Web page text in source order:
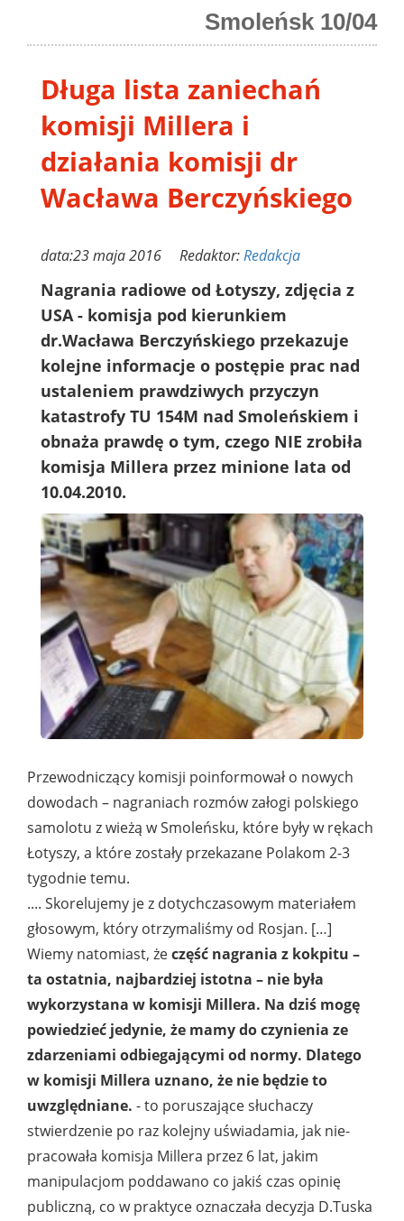
Smoleńsk 10/04
Długa lista zaniechań
komisji Millera i
działania komisji dr
Wacława Berczyńskiego
data:23 maja 2016 Redaktor:Redakcja
Nagrania radiowe od Łotyszy, zdjęcia z
USA - komisja pod kierunkiem
dr.Wacława Berczyńskiego przekazuje
kolejne informacje o postępie prac nad
ustaleniem prawdziwych przyczyn
katastrofy TU 154M nad Smoleńskiem i
obnaża prawdę o tym, czego NIE zrobiła
komisja Millera przez minione lata od
10.04.2010.
Przewodniczący komisji poinformował o nowych
dowodach – nagraniach rozmów załogi polskiego
samolotu z wieżą w Smoleńsku, które były w rękach
Łotyszy, a które zostały przekazane Polakom 2-3
tygodnie temu.
.... Skorelujemy je z dotychczasowym materiałem
głosowym, który otrzymaliśmy od Rosjan. […]
Wiemy natomiast, żeczęść nagrania z kokpitu –
ta ostatnia, najbardziej istotna – nie była
wykorzystana w komisji Millera. Na dziś mogę
powiedzieć jedynie, że mamy do czynienia ze
zdarzeniami odbiegającymi od normy. Dlatego
w komisji Millera uznano, że nie będzie to
uwzględniane. - to poruszające słuchaczy
stwierdzenie po raz kolejny uświadamia, jak nie-
pracowała komisja Millera przez 6 lat, jakim
manipulacjom poddawano co jakiś czas opinię
publiczną, co w praktyce oznaczała decyzja D.Tuska